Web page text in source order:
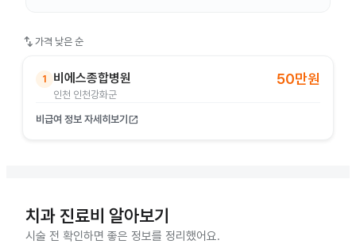
swap_vert 가격 낮은 순
1 비에스종합병원
인천 인천강화군
50만원
비급여 정보 자세히보기 open_in_new
치과 진료비 알아보기
시술 전 확인하면 좋은 정보를 정리했어요.